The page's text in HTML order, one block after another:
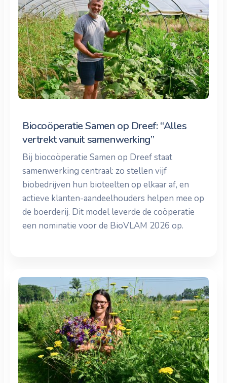
Biocoöperatie Samen op Dreef: “Alles
vertrekt vanuit samenwerking”
Bij biocoöperatie Samen op Dreef staat
samenwerking centraal: zo stellen vijf
biobedrijven hun bioteelten op elkaar af, en
actieve klanten-aandeelhouders helpen mee op
de boerderij. Dit model leverde de coöperatie
een nominatie voor de BioVLAM 2026 op.